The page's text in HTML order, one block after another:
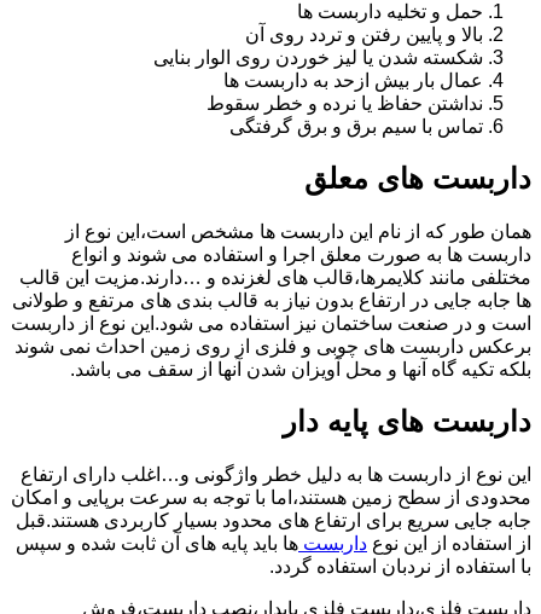
حمل و تخلیه داربست ها
بالا و پایین رفتن و تردد روی آن
شکسته شدن یا لیز خوردن روی الوار بنایی
عمال بار بیش ازحد به داربست ها
نداشتن حفاظ یا نرده و خطر سقوط
تماس با سیم برق و برق گرفتگی
داربست های معلق
همان طور که از نام این داربست ها مشخص است،این نوع از
داربست ها به صورت معلق اجرا و استفاده می شوند و انواع
مختلفی مانند کلایمرها،قالب های لغزنده و …دارند.مزیت این قالب
ها جابه جایی در ارتفاع بدون نیاز به قالب بندی های مرتفع و طولانی
است و در صنعت ساختمان نیز استفاده می شود.این نوع از داربست
برعکس داربست های چوبی و فلزی از روی زمین احداث نمی شوند
بلکه تکیه گاه آنها و محل آویزان شدن آنها از سقف می باشد.
داربست های پایه دار
این نوع از داربست ها به دلیل خطر واژگونی و…اغلب دارای ارتفاع
محدودی از سطح زمین هستند،اما با توجه به سرعت برپایی و امکان
جابه جایی سریع برای ارتفاع های محدود بسیار کاربردی هستند.قبل
از استفاده از این نوع داربست ها باید پایه های آن ثابت شده و سپس
با استفاده از نردبان استفاده گردد.
داربست فلزی،داربست فلزی پایدار،نصب داربست،فروش